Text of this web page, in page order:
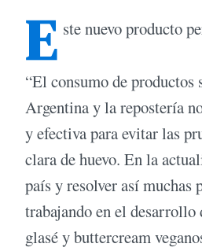
E ste nuevo producto
“El consumo de
Argentina y la repostería
y efectiva para evitar las
clara de huevo. En la
país y resolver así muchas
trabajando en el desarrollo
glasé y buttercream